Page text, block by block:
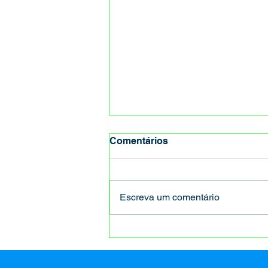
Comentários
Escreva um comentário